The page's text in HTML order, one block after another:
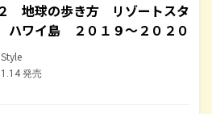
地球の歩き方 リゾートスタ
ワイ島 ２０１９～２０２０
発売